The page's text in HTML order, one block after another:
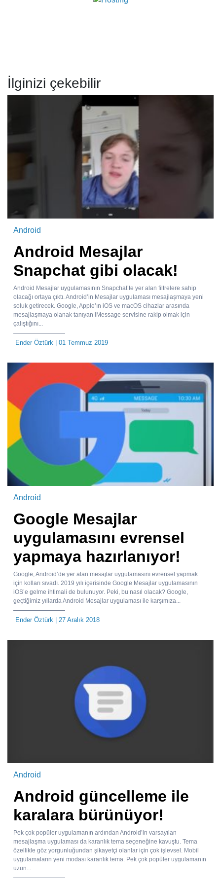
İlginizi çekebilir
Android
Android Mesajlar
Snapchat gibi olacak!
Android Mesajlar uygulamasının Snapchat’te yer alan filtrelere sahip
olacağı ortaya çıktı. Android’in Mesajlar uygulaması mesajlaşmaya yeni
soluk getirecek. Google, Apple’ın iOS ve macOS cihazlar arasında
mesajlaşmaya olanak tanıyan iMessage servisine rakip olmak için
çalıştığını...
Ender Öztürk | 01 Temmuz 2019
Android
Google Mesajlar
uygulamasını evrensel
yapmaya hazırlanıyor!
Google, Android’de yer alan mesajlar uygulamasını evrensel yapmak
için kolları sıvadı. 2019 yılı içerisinde Google Mesajlar uygulamasının
iOS’e gelme ihtimali de bulunuyor. Peki, bu nasıl olacak? Google,
geçtiğimiz yıllarda Android Mesajlar uygulaması ile karşımıza...
Ender Öztürk | 27 Aralık 2018
Android
Android güncelleme ile
karalara bürünüyor!
Pek çok popüler uygulamanın ardından Android’in varsayılan
mesajlaşma uygulaması da karanlık tema seçeneğine kavuştu. Tema
özellikle göz yorgunluğundan şikayetçi olanlar için çok işlevsel. Mobil
uygulamaların yeni modası karanlık tema. Pek çok popüler uygulamanın
uzun...